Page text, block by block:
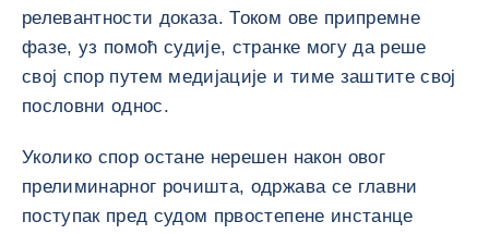
релевантности доказа. Током ове припремне
фазе, уз помоћ судије, странке могу да реше
свој спор путем медијације и тиме заштите свој
пословни однос.
Уколико спор остане нерешен након овог
прелиминарног рочишта, одржава се главни
поступак пред судом првостепене инстанце